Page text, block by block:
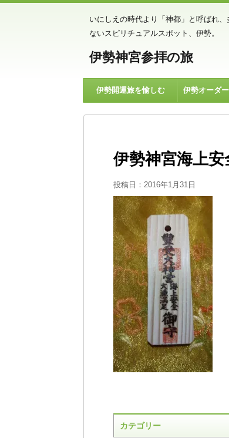
いにしえの時代より「神都」と呼ばれ
ないスピリチュアルスポット、伊勢。
伊勢神宮参拝の旅
伊勢開運旅を愉しむ 伊勢オーダ
伊勢神宮海上安
投稿日： 2016年1月31日
カテゴリー